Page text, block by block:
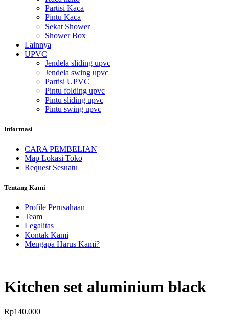
Partisi Kaca
Pintu Kaca
Sekat Shower
Shower Box
Lainnya
UPVC
Jendela sliding upvc
Jendela swing upvc
Partisi UPVC
Pintu folding upvc
Pintu sliding upvc
Pintu swing upvc
Informasi
CARA PEMBELIAN
Map Lokasi Toko
Request Sesuatu
Tentang Kami
Profile Perusahaan
Team
Legalitas
Kontak Kami
Mengapa Harus Kami?
Kitchen set aluminium black
Rp140.000